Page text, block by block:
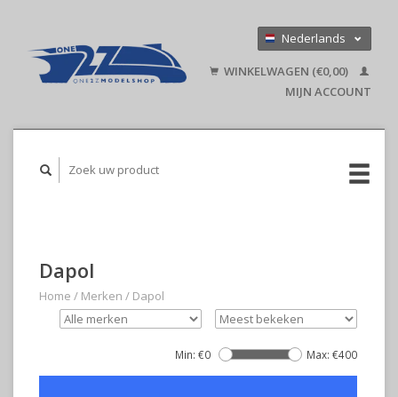
Nederlands
English
WINKELWAGEN (€0,00)
MIJN ACCOUNT
Dapol
Home / Merken / Dapol
Min: €0 Max: €400